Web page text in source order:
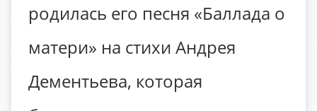
родилась его песня «Баллада о
матери» на стихи Андрея
Дементьева, которая